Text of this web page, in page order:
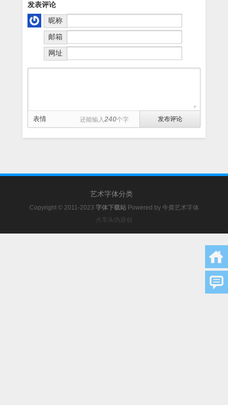
发表评论
昵称
邮箱
网址
表情 还能输入240个字
艺术字体分类
Copyright © 2011-2023 字体下载站 Powered by 牛粪艺术字体
火车头伪原创